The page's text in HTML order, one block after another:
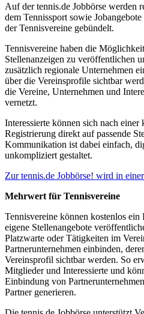
Auf der tennis.de Jobbörse werden
dem Tennissport sowie
der Tennisvereine gebündelt.
Tennisvereine haben die
Stellenanzeigen zu veröffentlichen
zusätzlich regionale Unternehmen
über die Vereinsprofile sichtbar
die Vereine, Unternehmen und
vernetzt.
Interessierte können sich nach einer
Registrierung direkt auf passende
Kommunikation ist dabei einfach,
unkompliziert gestaltet.
Zur tennis.de Jobbörse! wird in
Mehrwert für Tennisvereine
Tennisvereine können kostenlos
eigene Stellenangebote
Platzwarte oder Tätigkeiten im
Partnerunternehmen einbinden,
Vereinsprofil sichtbar werden. So
Mitglieder und Interessierte und
Einbindung von
Partner generieren.